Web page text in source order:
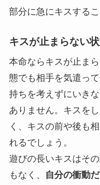
部分に急にキスするこ
キスが止まらない
本命ならキスが止ま
態でも相手を気遣っ
持ちを考えずにいき
ありません。 キスを
く、キスの前や後も
れるでしょう。
遊びの長いキスはそ
もなく、
自分の衝動